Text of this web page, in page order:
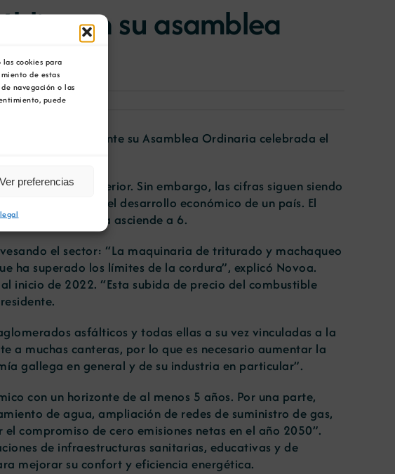
cookies para
de estas
navegación o las
puede
Ver preferencias
en su asamblea
en 2021 durante su Asamblea Ordinaria celebrada el
al año anterior. Sin embargo, las cifras siguen siendo
un indicador del desarrollo económico de un país. El
la media europea asciende a 6.
el sector: “La maquinaria de triturado y machaqueo
ha superado los límites de la cordura”, explicó Novoa.
inicio de 2022. “Esta subida de precio del combustible
asfálticos y todas ellas a su vez vinculadas a la
a muchas canteras, por lo que es necesario aumentar la
gallega en general y de su industria en particular”.
con un horizonte de al menos 5 años. Por una parte,
de agua, ampliación de redes de suministro de gas,
compromiso de cero emisiones netas en el año 2050”.
de infraestructuras sanitarias, educativas y de
mejorar su confort y eficiencia energética.